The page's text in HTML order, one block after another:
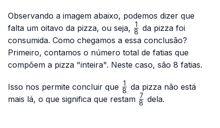
Observando a imagem abaixo, podemos dizer que
falta um oitavo da pizza, ou seja, \frac{1}
{8}
8
1
da pizza foi
consumida. Como chegamos a essa conclusão?
Primeiro, contamos o número total de fatias que
compõem a pizza "inteira". Neste caso, são 8 fatias.
Isso nos permite concluir que \frac{1}
{8}
8
1
da pizza não está
mais lá, o que significa que restam \frac{7}
8
7 dela.